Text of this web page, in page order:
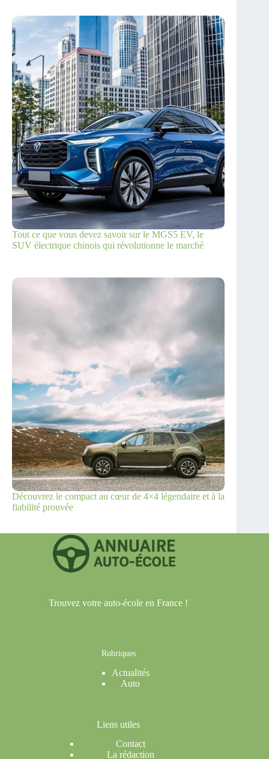
Tout ce que vous devez savoir sur le MGS5 EV, le
SUV électrique chinois qui révolutionne le marché
Découvrez le compact au cœur de 4×4 légendaire et à la
fiabilité prouvée
Trouvez votre auto-école en France !
Rubriques
Actualités
Auto
Liens utiles
Contact
La rédaction